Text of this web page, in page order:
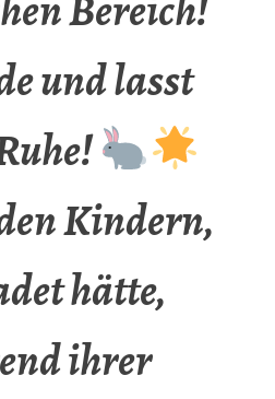
und lasst
Kindern,
hätte,
ihrer